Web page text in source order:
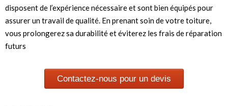
disposent de l’expérience nécessaire et sont bien équipés pour
assurer un travail de qualité. En prenant soin de votre toiture,
vous prolongerez sa durabilité et éviterez les frais de réparation
futurs
Contactez-nous pour un devis